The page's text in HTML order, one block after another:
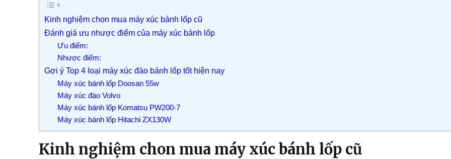
Kinh nghiệm chon mua máy xúc bánh lốp cũ
Đánh giá ưu nhược điểm của máy xúc bánh lốp
Ưu điểm:
Nhược điểm:
Gợi ý Top 4 loại máy xúc đào bánh lốp tốt hiện nay
Máy xúc bánh lốp Doosan 55w
Máy xúc đào Volvo
Máy xúc bánh lốp Komatsu PW200-7
Máy xúc bánh lốp Hitachi ZX130W
Kinh nghiệm chon mua máy xúc bánh lốp cũ